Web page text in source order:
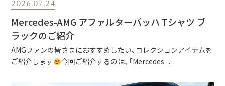
2026.07.24
Mercedes-AMG アファルターバッハ Tシャツ ブ
ラックのご紹介
AMGファンの皆さまにおすすめしたい、コレクションアイテムを
ご紹介します
今回ご紹介するのは、「Mercedes-...